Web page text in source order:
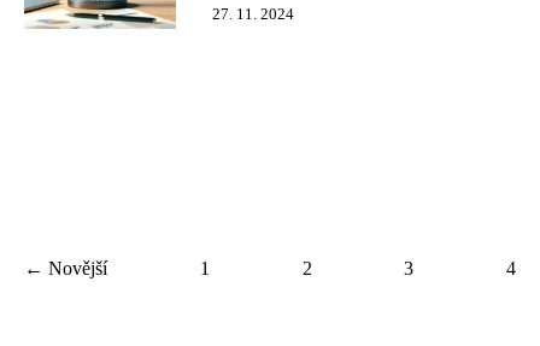
27. 11. 2024
← Novější 1 2 3 4